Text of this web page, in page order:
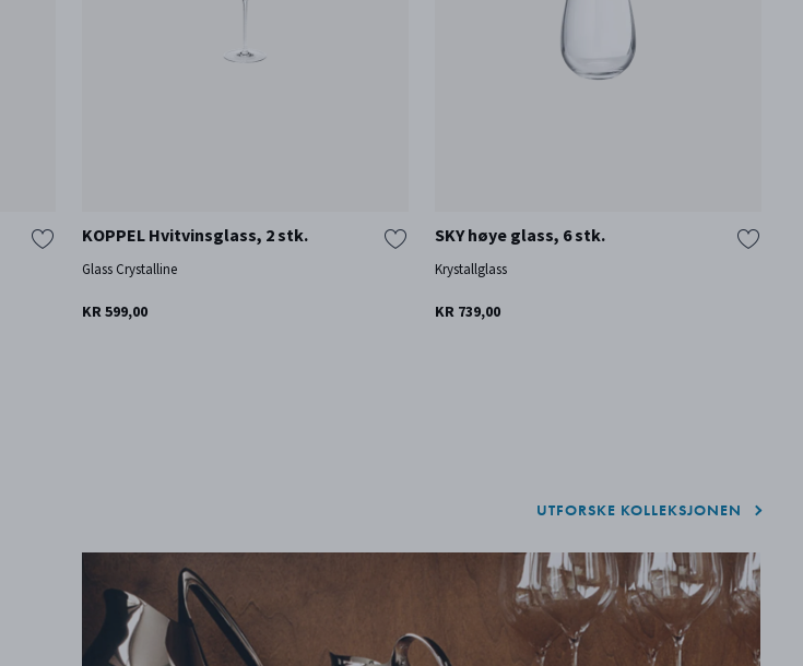
KOPPEL Hvitvinsglass, 2 stk.
Glass Crystalline
KR 599,00
SKY høye glass, 6 stk.
Krystallglass
KR 739,00
UTFORSKE KOLLEKSJONEN